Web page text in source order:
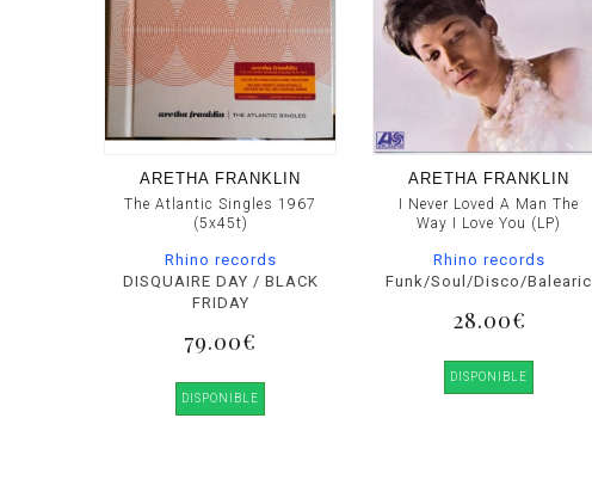
ARETHA FRANKLIN
The Atlantic Singles 1967
(5x45t)
Rhino records
DISQUAIRE DAY / BLACK
FRIDAY
79.00€
DISPONIBLE
ARETHA FRANKLIN
I Never Loved A Man The
Way I Love You (LP)
Rhino records
Funk/Soul/Disco/Balearic
28.00€
DISPONIBLE